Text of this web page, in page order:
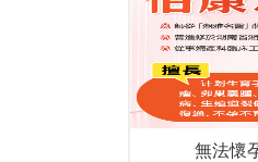
無法懷